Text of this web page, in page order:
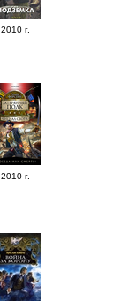
2010 г.
2010 г.